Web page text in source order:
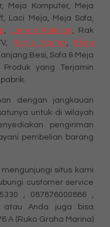
Meja Komputer, Meja
Laci Meja, Meja Sofa,
, Lemari Pakaian, Rak
Partisi Kantor,
Filing
Besi, Sofa & Meja
yang Terjamin
dengan jangkauan
untuk di wilayah
pengiriman
pembelian barang
situs kami
customer service
, 087876000886 ,
atau Anda juga bisa
A (Ruko Graha Marina)